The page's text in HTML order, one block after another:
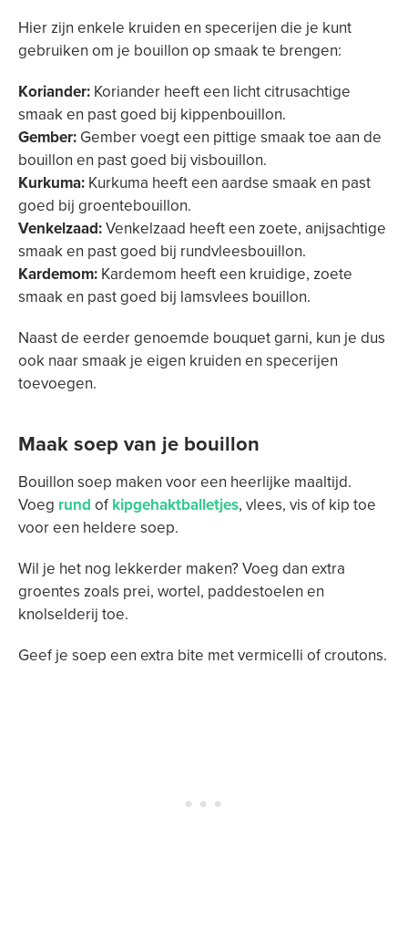
Hier zijn enkele kruiden en specerijen die je kunt
gebruiken om je bouillon op smaak te brengen:
Koriander: Koriander heeft een licht citrusachtige
smaak en past goed bij kippenbouillon.
Gember: Gember voegt een pittige smaak toe aan de
bouillon en past goed bij visbouillon.
Kurkuma: Kurkuma heeft een aardse smaak en past
goed bij groentebouillon.
Venkelzaad:Venkelzaad heeft een zoete, anijsachtige
smaak en past goed bij rundvleesbouillon.
Kardemom: Kardemom heeft een kruidige, zoete
smaak en past goed bij lamsvlees bouillon.
Naast de eerder genoemde bouquet garni, kun je dus
ook naar smaak je eigen kruiden en specerijen
toevoegen.
Maak soep van je bouillon
Bouillon soep maken voor een heerlijke maaltijd.
Voeg rund of kipgehaktballetjes, vlees, vis of kip toe
voor een heldere soep.
Wil je het nog lekkerder maken? Voeg dan extra
groentes zoals prei, wortel, paddestoelen en
knolselderij toe.
Geef je soep een extra bite met vermicelli of croutons.